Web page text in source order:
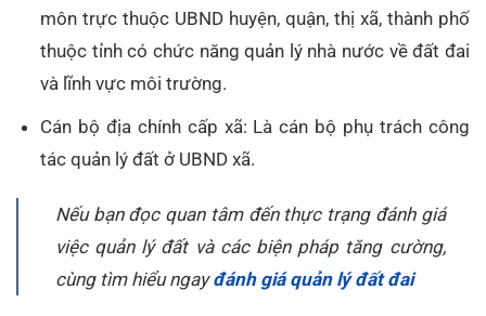
môn trực thuộc UBND huyện, quận, thị xã, thành phố
thuộc tỉnh có chức năng quản lý nhà nước về đất đai
và lĩnh vực môi trường.
Cán bộ địa chính cấp xã: Là cán bộ phụ trách công
tác quản lý đất ở UBND xã.
Nếu bạn đọc quan tâm đến thực trạng đánh giá
việc quản lý đất và các biện pháp tăng cường,
cùng tìm hiểu ngayđánh giá quản lý đất đai